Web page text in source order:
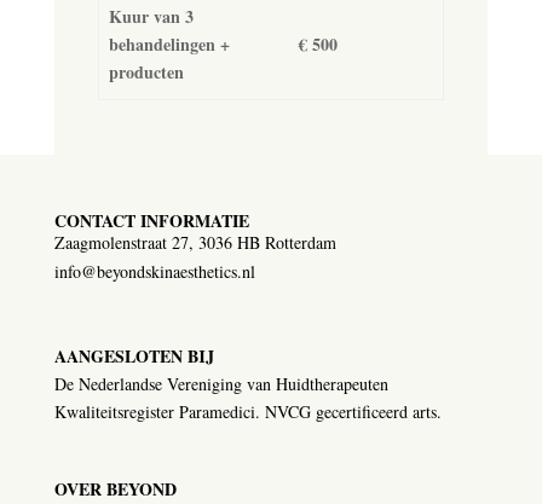
Kuur van 3
behandelingen +
producten
€ 500
CONTACT INFORMATIE
Zaagmolenstraat 27, 3036 HB Rotterdam
info@beyondskinaesthetics.nl
AANGESLOTEN BIJ
De Nederlandse Vereniging van Huidtherapeuten
Kwaliteitsregister Paramedici. NVCG gecertificeerd arts.
OVER BEYOND